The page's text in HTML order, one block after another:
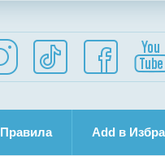
Правила Add в